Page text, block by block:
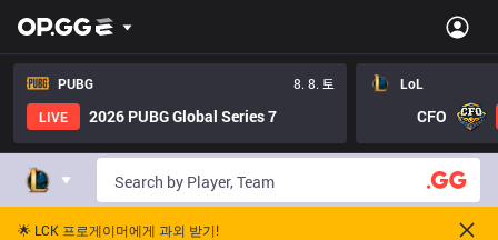
PUBG
8. 8. 토
LIVE
2026 PUBG Global Series 7
LoL
CFO
🌟 LCK 프로게이머에게 과외 받기!